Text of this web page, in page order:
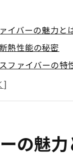
イバーの魅力と
熱性能の秘密
ファイバーの特
のセルロースフ
リフォームの可
す住まい
断熱材の選び方
の魅